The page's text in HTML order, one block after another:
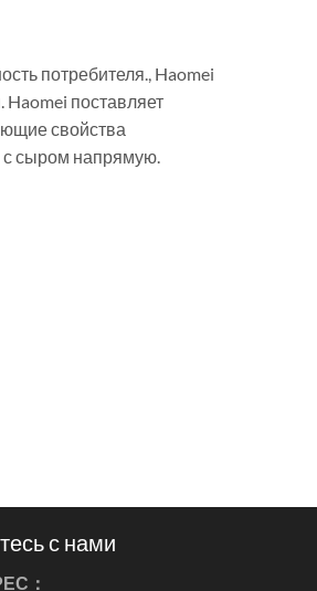
потребителя., Haomei
поставляет
свойства
с сыром напрямую.
с нами
：